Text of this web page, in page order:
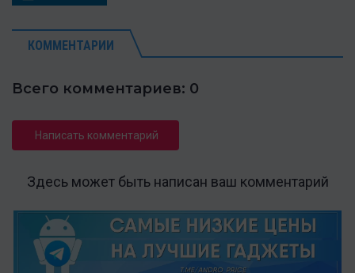
КОММЕНТАРИИ
Всего комментариев: 0
Написать комментарий
Здесь может быть написан ваш комментарий